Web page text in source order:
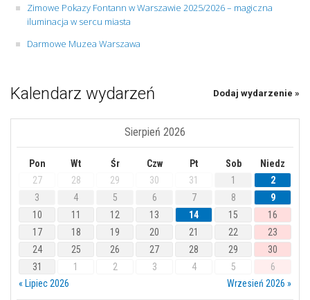
Zimowe Pokazy Fontann w Warszawie 2025/2026 – magiczna
iluminacja w sercu miasta
Darmowe Muzea Warszawa
Kalendarz wydarzeń Dodaj wydarzenie »
Sierpień 2026
Pon Wt Śr Czw Pt Sob
Niedz
27
28 29 30 31 1
2
3
4 5 6 7 8
9
10
11 12 13 14 15
16
17
18 19 20 21 22
23
24
25 26 27 28 29
30
31
1 2 3 4 5
6
« Lipiec 2026
Wrzesień 2026 »